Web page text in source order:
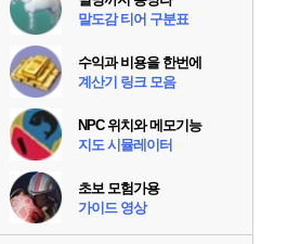
말도감 티어 구분표
수익과 비용을 한번에
계산기 링크 모음
NPC 위치와 메모기능
지도 시뮬레이터
초보 모험가용
가이드 영상